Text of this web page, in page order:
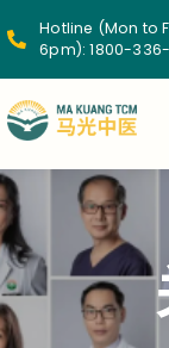
Hotline (Mon to
6pm): 1800-